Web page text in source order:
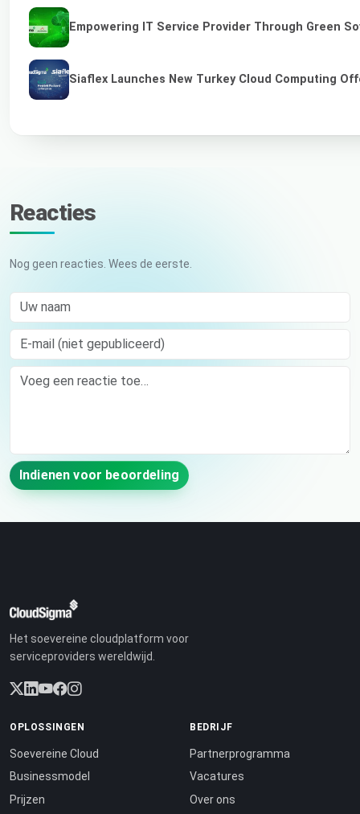
Empowering IT Service Provider Through Green
Siaflex Launches New Turkey Cloud Computing
Reacties
Nog geen reacties. Wees de eerste.
Uw naam
E-mail (niet gepubliceerd)
Comment
Indienen voor beoordeling
Het soevereine cloudplatform voor
serviceproviders wereldwijd.
OPLOSSINGEN
Soevereine Cloud
Businessmodel
Prijzen
BEDRIJF
Partnerprogramma
Vacatures
Over ons